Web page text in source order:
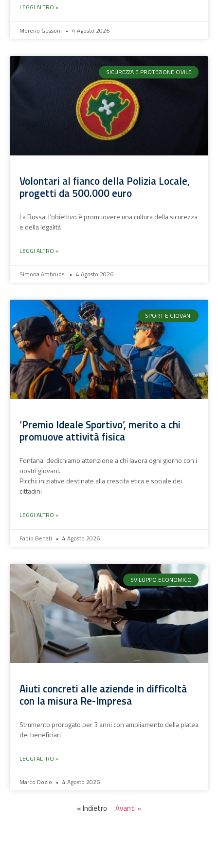
LEGGI ALTRO »
Moreno Gussoni 4 Agosto 2026
SICUREZZA E PROTEZIONE CIVILE
Volontari al fianco della Polizia Locale,
progetti da 500.000 euro
La Russa: l’obiettivo è promuovere una cultura della sicurezza
e della legalità
LEGGI ALTRO »
Simona Ambruosi 4 Agosto 2026
SPORT E GIOVANI
‘Premio Ideale Sportivo’, merito a chi
promuove attività fisica
Fontana: dedichiamo attenzione a chi lavora ogni giorno con i
nostri giovani.
Picchi: iniziative destinate alla crescita etica e sociale dei
cittadini
LEGGI ALTRO »
Fabio Benati 4 Agosto 2026
SVILUPPO ECONOMICO
Aiuti concreti alle aziende in difficoltà
con la misura Re-Impresa
Strumento prorogato per 3 anni con ampliamento della platea
dei beneficiari
LEGGI ALTRO »
Marco Dozio 4 Agosto 2026
« Indietro Avanti »